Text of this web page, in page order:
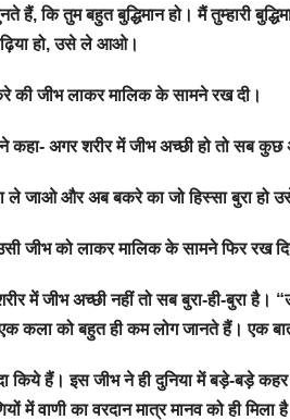
कि तुम बहुत बुद्धिमान हो। मैं तुम्हारी
हो, उसे ले आओ।
की जीभ लाकर मालिक के सामने रख दी।
कहा- अगर शरीर में जीभ अच्छी हो तो सब कुछ
ले जाओ और अब बकरे का जो हिस्सा बुरा
जीभ को लाकर मालिक के सामने फिर रख
में जीभ अच्छी नहीं तो सब बुरा-ही-बुरा है।
कला को बहुत ही कम लोग जानते हैं। एक
किये हैं। इस जीभ ने ही दुनिया में बड़े-बड़े
में वाणी का वरदान मात्र मानव को ही